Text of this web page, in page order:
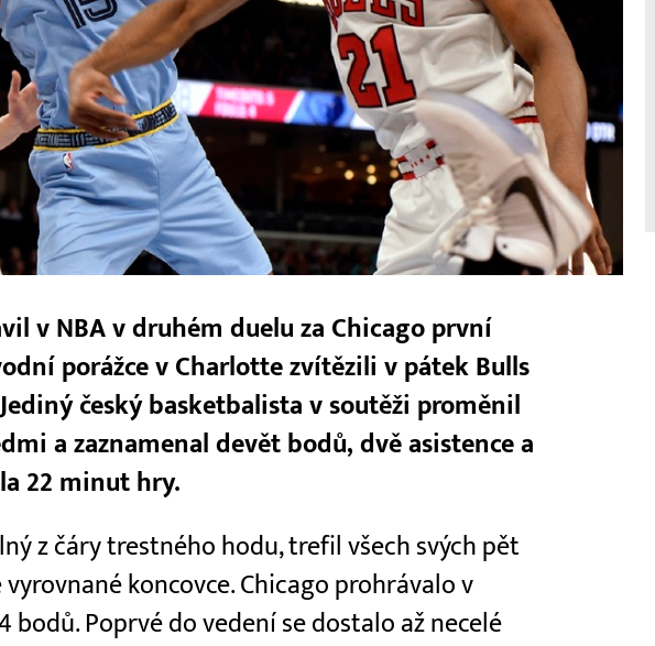
v NBA v druhém duelu za Chicago první
porážce v Charlotte zvítězili v pátek Bulls
český basketbalista v soutěži proměnil
a zaznamenal devět bodů, dvě asistence a
22 minut hry.
z čáry trestného hodu, trefil všech svých pět
koncovce. Chicago prohrávalo v
bodů. Poprvé do vedení se dostalo až necelé